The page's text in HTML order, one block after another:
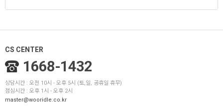
CS CENTER
1668-1432
상담시간 : 오전 10시 - 오후 5시 (토,일, 공휴일 휴무)
점심시간 : 오후 1시 - 오후 2시
master@wooridle.co.kr